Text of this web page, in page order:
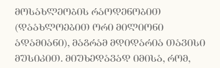
მოსახლეობის რაოდენობით
(დაახლოებით ორი მილიონი
ადამიანი), მაგრამ მდიდარია თავისი
მუსიკით. მიუხედავად იმისა, რომ,